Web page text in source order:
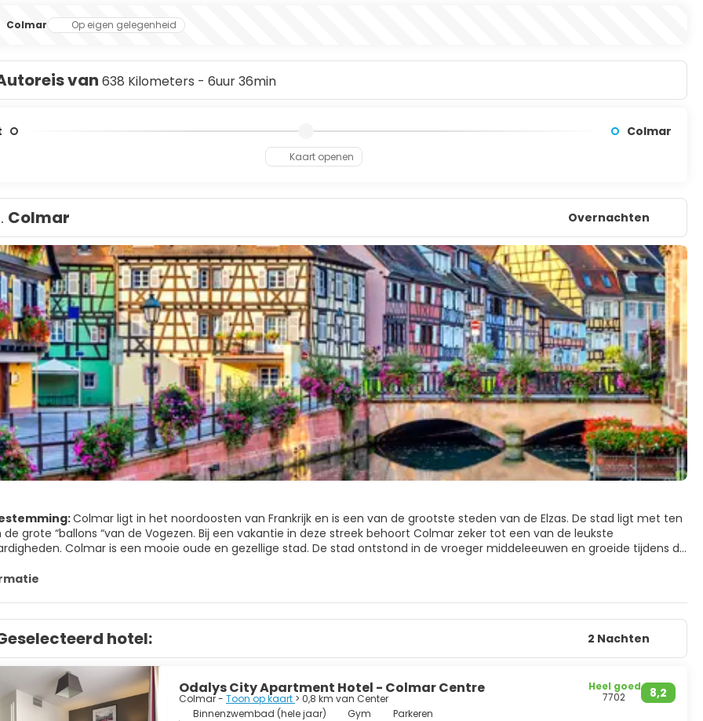
Colmar Op eigen gelegenheid
van 638 Kilometers - 6uur 36min
Colmar
Kaart openen
Colmar Overnachten
Colmar ligt in het noordoosten van Frankrijk en is een van de grootste steden van de Elzas. De stad ligt met ten
grote “ballons “van de Vogezen. Bij een vakantie in deze streek behoort Colmar zeker tot een van de leukste
Colmar is een mooie oude en gezellige stad. De stad ontstond in de vroeger middeleeuwen en groeide tijdens de
uit de periode zijn nog steeds bewaard gebleven. Lopend door Colmar heb je het gevoel dat de tijd stil heeft gestaan. Er
de stad loopt het riviertje de lauch. Het gebied hier om heen wordt zelfs klein Venetië genoemd. Dat is door de kleurrijke
buurt zeker geen overdreven bijnaam. Colmar is een erg leuke stad met vele kleine pleintjes met gezellige terrasjes. De
zich ook wel wijnhoofdstad va de Elzas. Waar beter dus en lekker Elzas wijntje drinken dan hier op het terras. Vooral in de 19e
veranderde Colmar nog al eens van machthebber. Duitsland en Frankrijk wisselden elkaar als heerser af. Leuke van
beide landen hun sfeer hebben achtergelaten. De vakwerkhuizen doen erg Duits aan, maar de sfeer in de stad is echt
hotel: 2 Nachten
Odalys City Apartment Hotel - Colmar Centre
Colmar - Toon op kaart > 0,8 km van Center 8,2
Heel goed
7702
Binnenzwembad (hele jaar)
Gym
Parkeren